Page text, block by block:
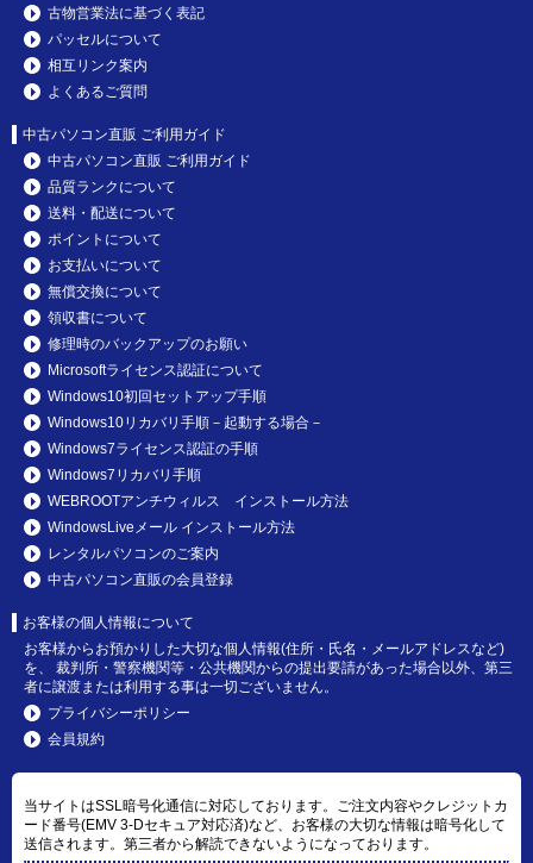
古物営業法に基づく表記
パッセルについて
相互リンク案内
よくあるご質問
中古パソコン直販 ご利用ガイド
中古パソコン直販 ご利用ガイド
品質ランクについて
送料・配送について
ポイントについて
お支払いについて
無償交換について
領収書について
修理時のバックアップのお願い
Microsoftライセンス認証について
Windows10初回セットアップ手順
Windows10リカバリ手順－起動する場合－
Windows7ライセンス認証の手順
Windows7リカバリ手順
WEBROOTアンチウィルス インストール方法
WindowsLiveメール インストール方法
レンタルパソコンのご案内
中古パソコン直販の会員登録
お客様の個人情報について
お客様からお預かりした大切な個人情報(住所・氏名・メールアドレスなど)
を、 裁判所・警察機関等・公共機関からの提出要請があった場合以外、第三
者に譲渡または利用する事は一切ございません。
プライバシーポリシー
会員規約
当サイトはSSL暗号化通信に対応しております。ご注文内容やクレジットカ
ード番号(EMV 3-Dセキュア対応済)など、お客様の大切な情報は暗号化して
送信されます。第三者から解読できないようになっております。